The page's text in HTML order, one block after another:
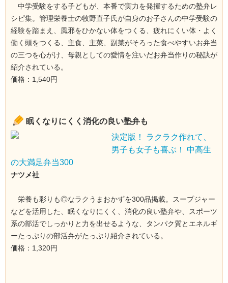
中学受験をする子どもが、本番で実力を発揮するための塾弁レ
シピ集。管理栄養士の牧野直子氏が自身のお子さんの中学受験の
経験を踏まえ、風邪をひかない体をつくる、疲れにくい体・よく
働く頭をつくる、主食、主菜、副菜がそろった食べやすいお弁当
の三つを心がけ、母親としての愛情を注いだお弁当作りの秘訣が
紹介されている。
価格：1,540円
眠くなりにくく消化の良い塾弁も
決定版！ ラクラク作れて、
男子も女子も喜ぶ！ 中高生
の大満足弁当300
ナツメ社
栄養も彩りも◎なラクうまおかずを300品掲載。スープジャー
などを活用した、眠くなりにくく、消化の良い塾弁や、スポーツ
系の部活でしっかりと力を出せるような、タンパク質とエネルギ
ーたっぷりの部活弁がたっぷり紹介されている。
価格：1,320円